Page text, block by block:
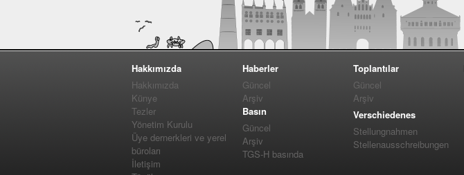
Hakkımızda
Hakkımızda
Künye
Tezler
Yönetim Kurulu
Üye dernerkleri ve yerel
büroları
İletişim
Haberler
Güncel
Arşiv
Basın
Güncel
Arşiv
TGS-H basında
Toplantılar
Güncel
Arşiv
Verschiedenes
Stellungnahmen
Stellenausschreibungen